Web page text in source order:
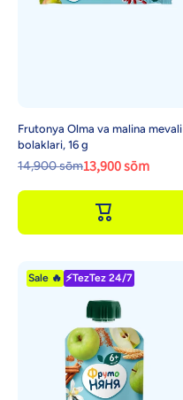
Frutonya Olma va malina mevali
bolaklari, 16 g
14,900 sōm13,900 sōm
Sale 🔥 ⚡TezTez 24/7